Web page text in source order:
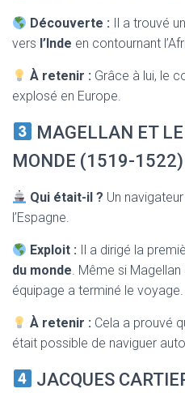
Découverte : Il a trouvé
vers l’Inde en contournant
À retenir : Grâce à lui, le
explosé en Europe.
MAGELLAN ET
MONDE (1519-1522)
Qui était-il ? Un
l’Espagne.
Exploit : Il a dirigé la
du monde. Même si
équipage a terminé le voyage.
À retenir : Cela a prouvé
était possible de naviguer
JACQUES